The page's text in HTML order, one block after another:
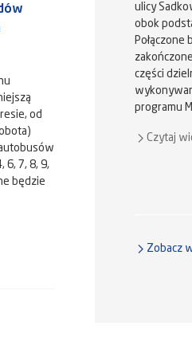
od
6, 7, 8, 9,
będzie
ulicy
obok
Połączone
części
programu
Czytaj
Zobacz